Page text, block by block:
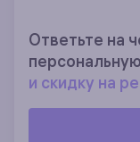
Ответьте на
персональную
и скидку на